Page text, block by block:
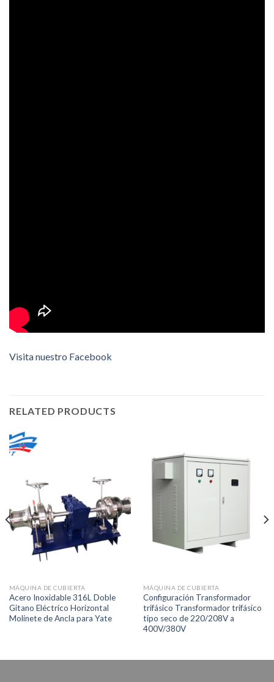
Visita nuestro Facebook
RELATED PRODUCTS
MÁQUINA DE CUBIERTA
Acero Inoxidable 316L Doble
Gitano Eléctrico Horizontal
Molinete de Ancla para Yate
MÁQUINA DE CUBIERTA
Configuración Transformador
trifásico Transformador trifásico
tipo seco de 220/208V a
400V/380V